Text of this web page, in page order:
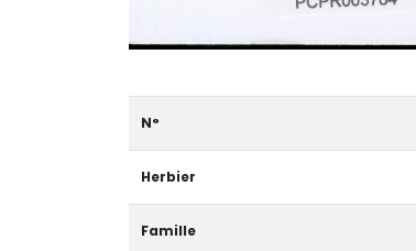
N°
Herbier
Famille